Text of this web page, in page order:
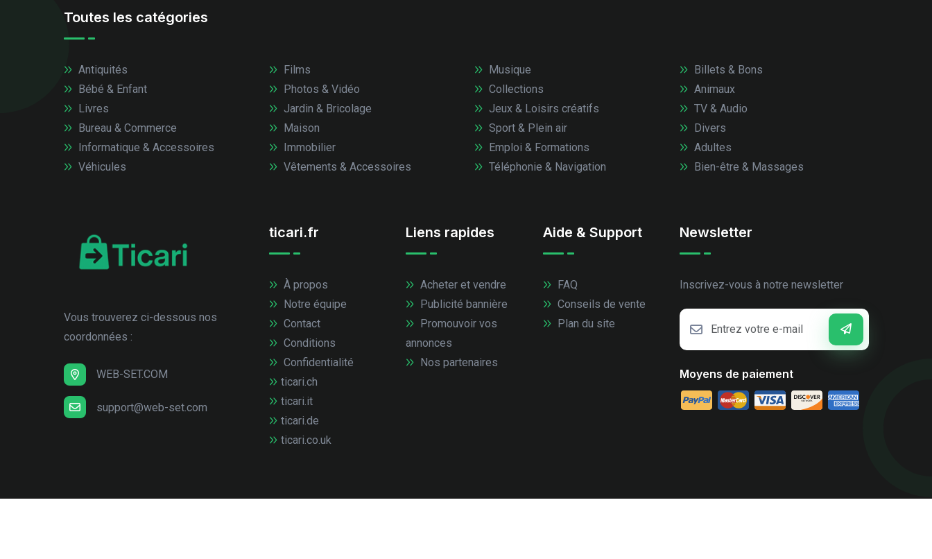
Toutes les catégories
Antiquités
Bébé & Enfant
Livres
Bureau & Commerce
Informatique & Accessoires
Véhicules
Films
Photos & Vidéo
Jardin & Bricolage
Maison
Immobilier
Vêtements & Accessoires
Musique
Collections
Jeux & Loisirs créatifs
Sport & Plein air
Emploi & Formations
Téléphonie & Navigation
Billets & Bons
Animaux
TV & Audio
Divers
Adultes
Bien-être & Massages
Vous trouverez ci-dessous nos
coordonnées :
WEB-SET.COM
support@web-set.com
ticari.fr
À propos
Notre équipe
Contact
Conditions
Confidentialité
ticari.ch
ticari.it
ticari.de
ticari.co.uk
Liens rapides
Acheter et vendre
Publicité bannière
Promouvoir vos
annonces
Nos partenaires
Aide & Support
FAQ
Conseils de vente
Plan du site
Newsletter
Inscrivez-vous à notre newsletter
Moyens de paiement